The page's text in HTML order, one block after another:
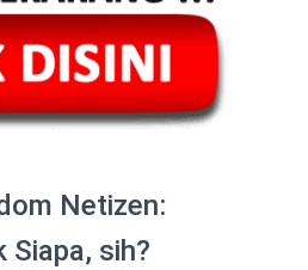
Netizen:
Siapa, sih?